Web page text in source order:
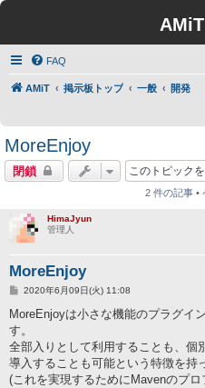
FAQ
AMiT 掲示板トップ 一般 開発
MoreEnjoy
閉鎖
2 件の記事 •
HimaJyun
管理人
MoreEnjoy
投
記
2020年6月09日(火) 11:08
MoreEnjoyは小さな機能のプラグイ
す。
全部入りとして利用することも、個
導入することも可能という特徴を持
(これを実現するためにMavenのプ